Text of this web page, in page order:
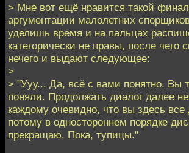
> Мне вот ещё нравится такой
аргументации малолетних
уделишь время и на пальцах
категорически не правы, после чего
нечего и выдают следующее:
>
> "Ууу... Да, всё с вами понятно. Вы
поняли. Продолжать диалог далее
каждому очевидно, что вы здесь
потому в одностороннем порядке
прекращаю. Пока, тупицы."